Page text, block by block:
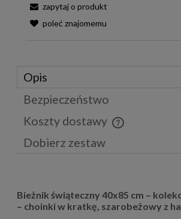
zapytaj o produkt
poleć znajomemu
Opis
Bezpieczeństwo
Koszty dostawy
Cena nie zawiera ewentualnych kosztów
Dobierz zestaw
Bieżnik świąteczny 40x85 cm –
– choinki w kratkę, szarobeżowy z